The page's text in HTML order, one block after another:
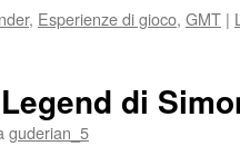
, Esperienze di gioco, GMT |
di
guderian_5